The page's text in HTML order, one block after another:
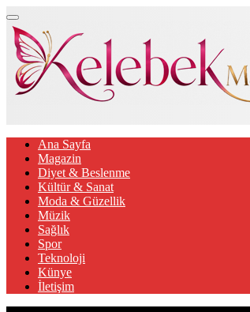
Ana Sayfa
Magazin
Diyet & Beslenme
Kültür & Sanat
Moda & Güzellik
Müzik
Sağlık
Spor
Teknoloji
Künye
İletişim